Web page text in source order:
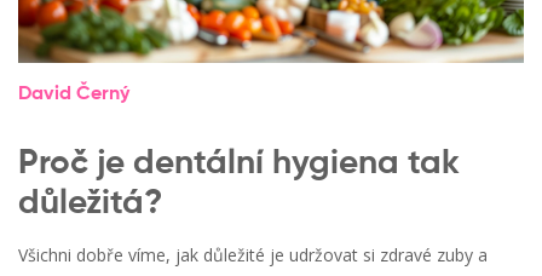
David Černý
Proč je dentální hygiena tak
důležitá?
Všichni dobře víme, jak důležité je udržovat si zdravé zuby a